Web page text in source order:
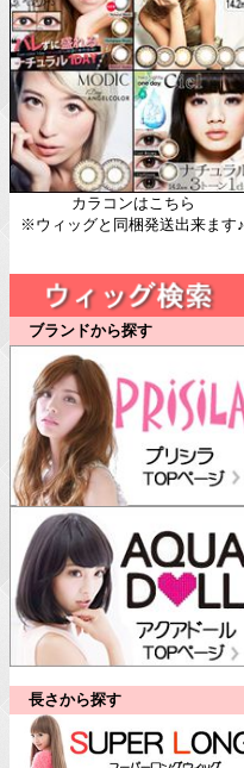
カラコンはこちら
※ウィッグと同梱発送出来ます♪
ブランドから探す
長さから探す